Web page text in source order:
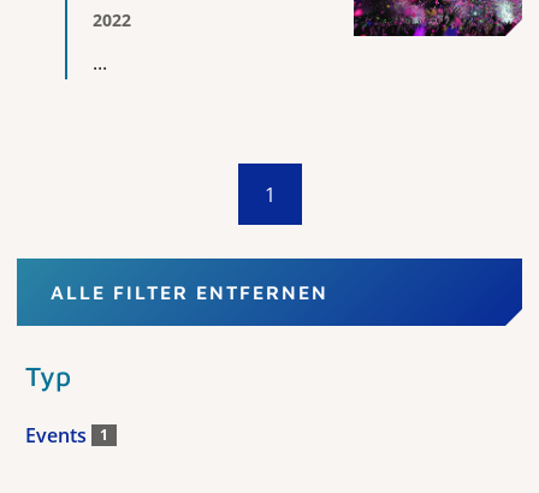
2022
...
1
ALLE FILTER ENTFERNEN
Typ
Events 1